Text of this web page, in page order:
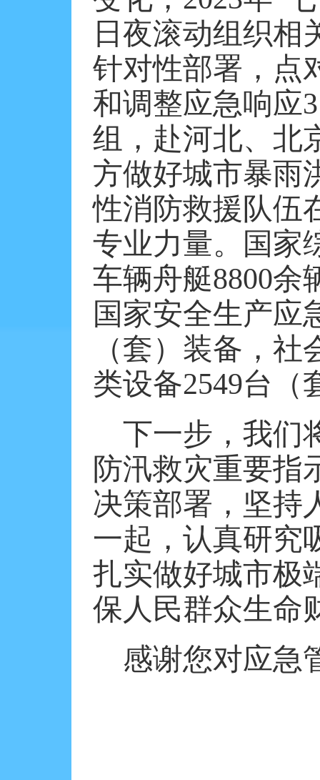
日夜滚动组织相
针对性部署，点
和调整应急响应
组，赴河北、北
方做好城市暴雨
性消防救援队伍
专业力量。国家
车辆舟艇8800余
国家安全生产应
（套）装备，
类设备2549台（
下一步，我们
防汛救灾重要指
决策部署，坚持
一起，认真研究
扎实做好城市极
保人民群众生命
感谢您对应急